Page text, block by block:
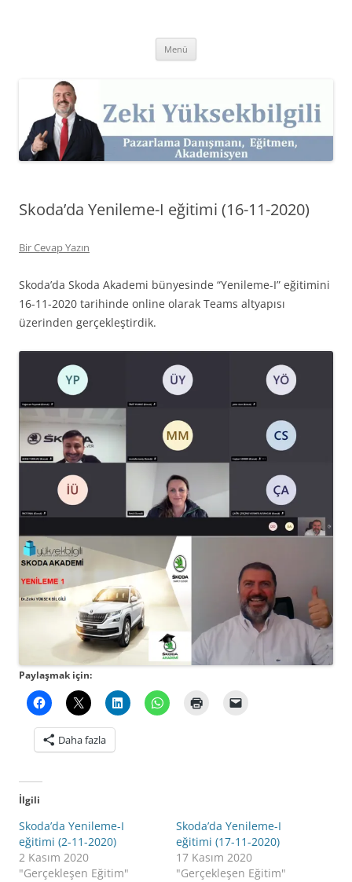
Kişisel Web Sitesi.
Menü
Skoda’da Yenileme-I eğitimi (16-11-2020)
Bir Cevap Yazın
Skoda’da Skoda Akademi bünyesinde “Yenileme-I” eğitimini
16-11-2020 tarihinde online olarak Teams altyapısı
üzerinden gerçekleştirdik.
Paylaşmak için:
Daha fazla
İlgili
Skoda’da Yenileme-I
eğitimi (2-11-2020)
2 Kasım 2020
"Gerçekleşen Eğitim"
Skoda’da Yenileme-I
eğitimi (17-11-2020)
17 Kasım 2020
"Gerçekleşen Eğitim"